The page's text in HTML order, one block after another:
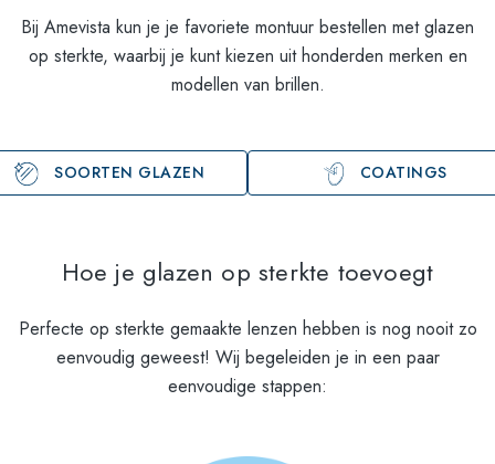
Bij Amevista kun je je favoriete montuur bestellen met glazen
op sterkte, waarbij je kunt kiezen uit honderden merken en
modellen van brillen.
SOORTEN GLAZEN COATINGS
Hoe je glazen op sterkte toevoegt
Perfecte op sterkte gemaakte lenzen hebben is nog nooit zo
eenvoudig geweest! Wij begeleiden je in een paar
eenvoudige stappen: